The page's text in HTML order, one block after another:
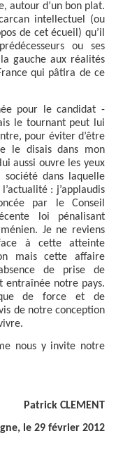
autour d’un bon plat.
intellectuel (ou
de cet écueil) qu’il
ou ses
gauche aux réalités
qui pâtira de ce
pour le candidat -
le tournant peut lui
pour éviter d’être
le disais dans mon
aussi ouvre les yeux
dans laquelle
: j’applaudis
par le Conseil
loi pénalisant
Je ne reviens
à cette atteinte
mais cette affaire
de prise de
entraînée notre pays.
de force et de
de notre conception
nous y invite notre
Patrick CLEMENT
le 29 février 2012